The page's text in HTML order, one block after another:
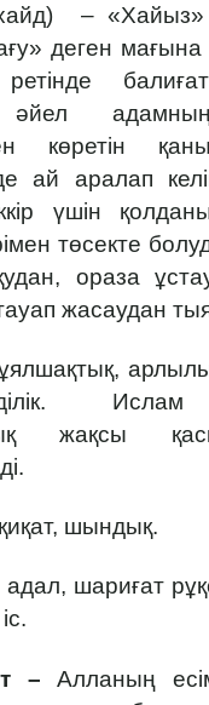
– «Хайыз»
деген
әйел адамның
көретін
ай аралап
үшін
төсекте
ораза
жасаудан
жақсы
шындық.
шариғат
– Алланың